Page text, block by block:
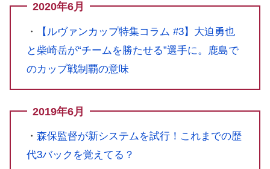
2020年6月
・
【ルヴァンカップ特集コラム #3】大迫勇也
と柴崎岳が“チームを勝たせる”選手に。鹿島で
のカップ戦制覇の意味
2019年6月
・ 森保監督が新システムを試行！これまでの歴
代3バックを覚えてる？